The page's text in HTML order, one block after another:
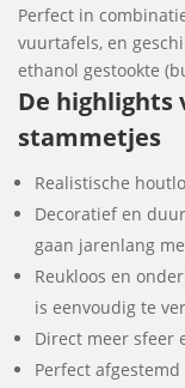
Perfect in
vuurtafels, en
ethanol gestookte
De highlights
stammetjes
Realistische
Decoratief en
gaan jarenlang
Reukloos en
is eenvoudig te
Direct meer sfeer
Perfect